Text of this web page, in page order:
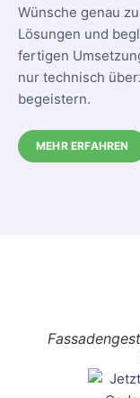
Wünsche genau
Lösungen und
fertigen
nur technisch
begeistern.
MEHR ERFAHREN